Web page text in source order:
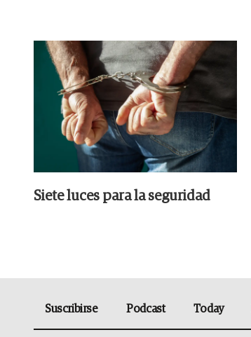
Siete luces para la seguridad
Suscribirse Podcast Today